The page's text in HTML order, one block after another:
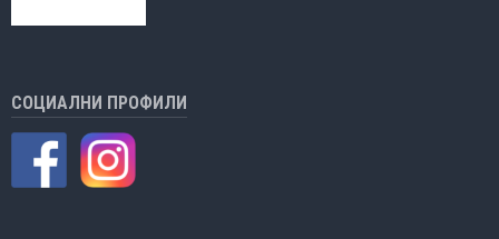
СОЦИАЛНИ ПРОФИЛИ